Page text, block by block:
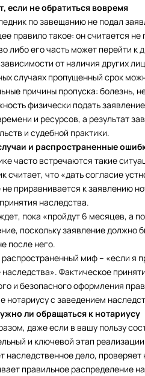
если не обратиться вовремя
по завещанию не подал
правило такое: он считается
либо его часть может перейти
от наличия других
случаях пропущенный срок
причины пропуска: болезнь,
физически подать
и ресурсов, а результат
и судебной практики.
и распространенные
часто встречаются такие
считает, что «дать согласие
приравнивается к заявлению
наследства.
пока «пройдут 6 месяцев, а
поскольку заявление должно
после него.
миф – «если я
наследства». Фактическое
и безопасного оформления
нотариусу с заведением
ли обращаться к нотариусу
даже если в вашу пользу
и ключевой этап
наследственное дело,
правильное распределение